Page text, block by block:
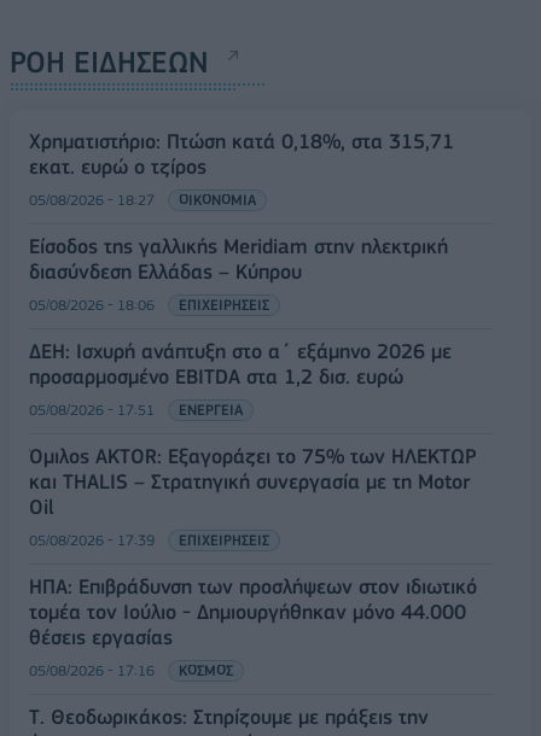
ΡΟΗ ΕΙΔΗΣΕΩΝ
Χρηματιστήριο: Πτώση κατά 0,18%, στα 315,71
εκατ. ευρώ ο τζίρος
05/08/2026 - 18:27 ΟΙΚΟΝΟΜΙΑ
Είσοδος της γαλλικής Meridiam στην ηλεκτρική
διασύνδεση Ελλάδας – Κύπρου
05/08/2026 - 18:06 ΕΠΙΧΕΙΡΗΣΕΙΣ
ΔΕΗ: Ισχυρή ανάπτυξη στο α΄ εξάμηνο 2026 με
προσαρμοσμένο EBITDA στα 1,2 δισ. ευρώ
05/08/2026 - 17:51 ΕΝΕΡΓΕΙΑ
Όμιλος AKTOR: Εξαγοράζει το 75% των ΗΛΕΚΤΩΡ
και THALIS – Στρατηγική συνεργασία με τη Motor
Oil
05/08/2026 - 17:39 ΕΠΙΧΕΙΡΗΣΕΙΣ
ΗΠΑ: Επιβράδυνση των προσλήψεων στον ιδιωτικό
τομέα τον Ιούλιο - Δημιουργήθηκαν μόνο 44.000
θέσεις εργασίας
05/08/2026 - 17:16 ΚΟΣΜΟΣ
Τ. Θεοδωρικάκος: Στηρίζουμε με πράξεις την